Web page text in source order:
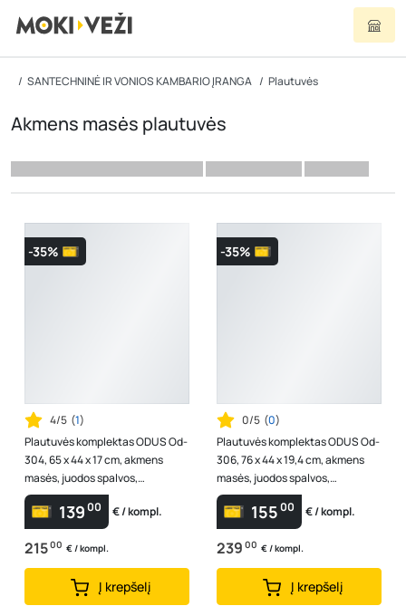
SANTECHNINĖ IR VONIOS KAMBARIO ĮRANGA Plautuvės
Akmens masės plautuvės
-35%
4/5 (1)
Plautuvės komplektas ODUS Od-
304, 65 x 44 x 17 cm, akmens
masės, juodos spalvos,
komplekte maišytuvas, ventilis,
Lenkija 13900 € / kompl.
21500 € / kompl.
Į krepšelį
-35%
0/5 (0)
Plautuvės komplektas ODUS Od-
306, 76 x 44 x 19,4 cm, akmens
masės, juodos spalvos,
komplekte maišytuvas, ventilis,
Lenki... 15500 € / kompl.
239 00 € / kompl.
Į krepšelį